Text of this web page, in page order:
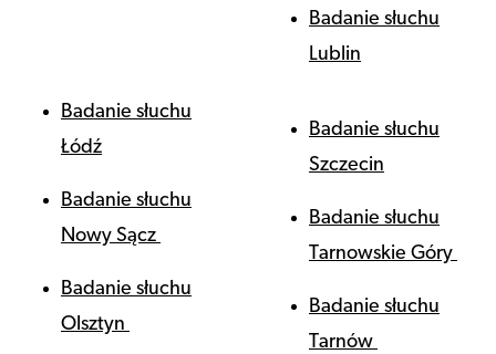
Badanie słuchu
Lublin
Badanie słuchu
Łódź
Badanie słuchu
Nowy Sącz
Badanie słuchu
Olsztyn
Badanie słuchu
Szczecin
Badanie słuchu
Tarnowskie Góry
Badanie słuchu
Tarnów